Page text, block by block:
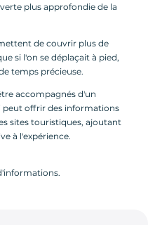
plus approfondie de la
de couvrir plus de
si l'on se déplaçait à pied,
temps précieuse.
accompagnés d'un
offrir des informations
sites touristiques, ajoutant
à l'expérience.